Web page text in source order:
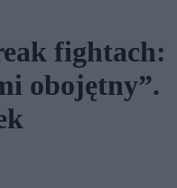
fightach:
obojętny”.